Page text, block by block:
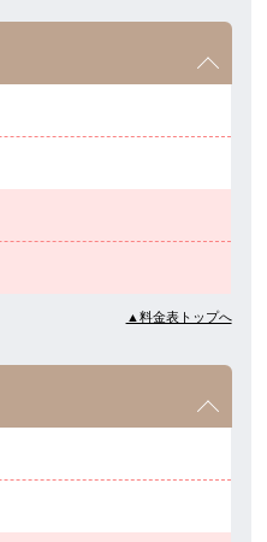
▲料金表トップへ